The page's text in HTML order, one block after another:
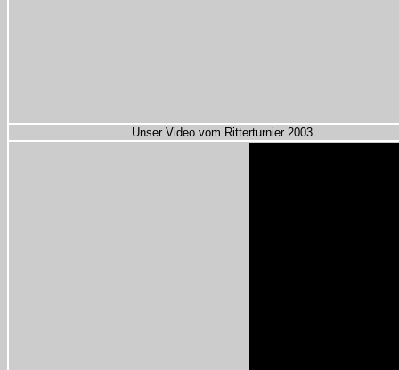
Unser Video vom Ritterturnier 2003